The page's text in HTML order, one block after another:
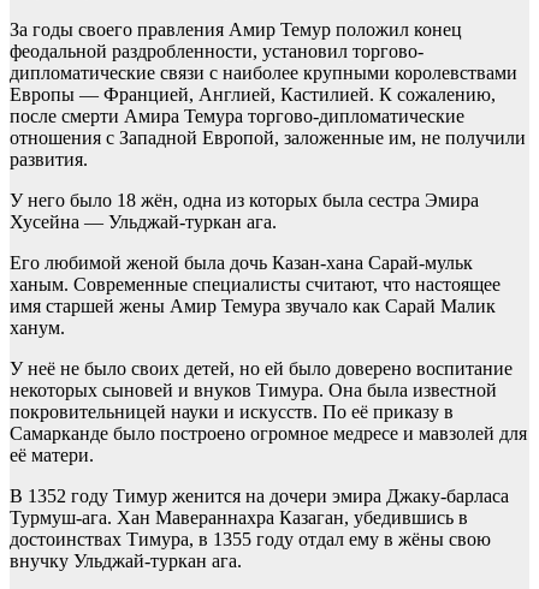
За годы своего правления Амир Темур положил конец
феодальной раздробленности, установил торгово-
дипломатические связи с наиболее крупными королевствами
Европы — Францией, Англией, Кастилией. К сожалению,
после смерти Амира Темура торгово-дипломатические
отношения с Западной Европой, заложенные им, не получили
развития.
У него было 18 жён, одна из которых была сестра Эмира
Хусейна — Ульджай-туркан ага.
Его любимой женой была дочь Казан-хана Сарай-мульк
ханым. Современные специалисты считают, что настоящее
имя старшей жены Амир Темура звучало как Сарай Малик
ханум.
У неё не было своих детей, но ей было доверено воспитание
некоторых сыновей и внуков Тимура. Она была известной
покровительницей науки и искусств. По её приказу в
Самарканде было построено огромное медресе и мавзолей для
её матери.
В 1352 году Тимур женится на дочери эмира Джаку-барласа
Турмуш-ага. Хан Мавераннахра Казаган, убедившись в
достоинствах Тимура, в 1355 году отдал ему в жёны свою
внучку Ульджай-туркан ага.